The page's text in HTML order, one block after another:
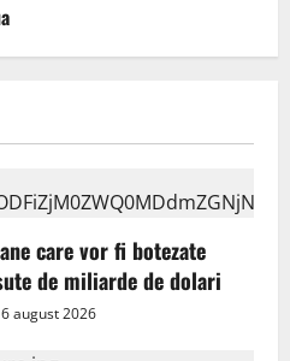
care vor fi botezate
de miliarde de dolari
august 2026